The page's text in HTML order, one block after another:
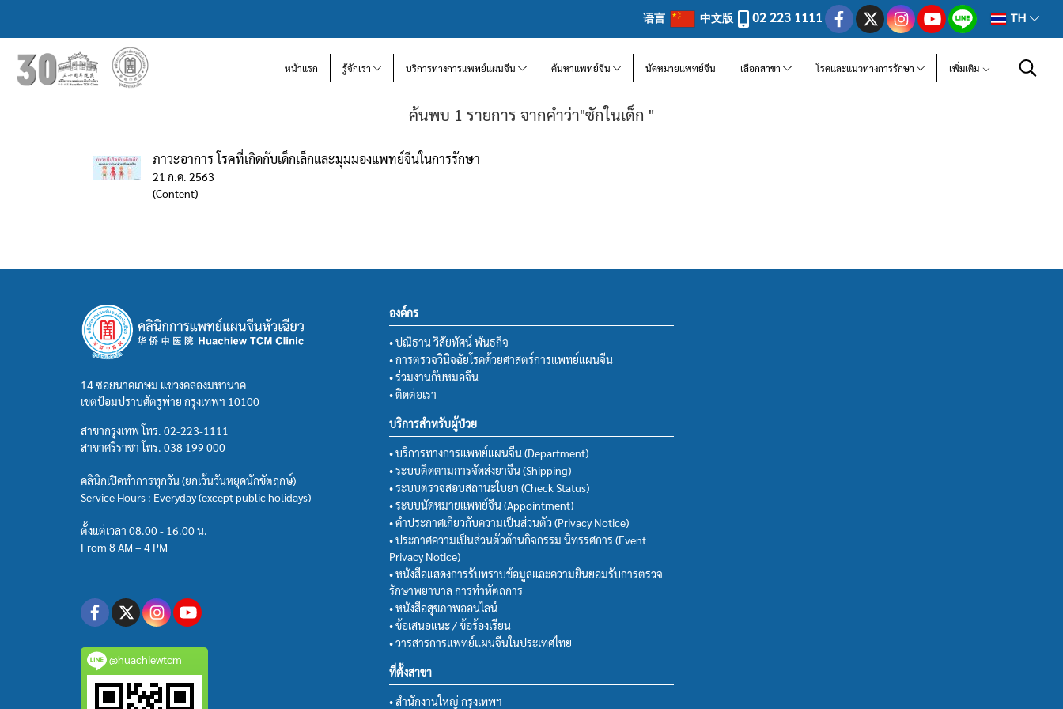
语言 中文版 02 223 1111 TH
หน้าแรก รู้จักเรา บริการทางการแพทย์แผนจีน ค้นหาแพทย์จีน นัดหมายแพทย์จีน เลือกสาขา โรคและแนวทางการรักษา เพิ่มเติม
ค้นพบ 1 รายการ จากคำว่า"ชักในเด็ก "
ภาวะอาการ โรคที่เกิดกับเด็กเล็กและมุมมองแพทย์จีนในการรักษา
21 ก.ค. 2563
(Content)
14 ซอยนาคเกษม แขวงคลองมหานาค
เขตป้อมปราบศัตรูพ่าย กรุงเทพฯ 10100
สาขากรุงเทพ โทร. 02-223-1111
สาขาศรีราชา โทร. 038 199 000
คลินิกเปิดทำการทุกวัน (ยกเว้นวันหยุดนักขัตฤกษ์)
Service Hours : Everyday (except public holidays)
ตั้งแต่เวลา 08.00 - 16.00 น.
From 8 AM – 4 PM
@huachiewtcm
องค์กร
• ปณิธาน วิสัยทัศน์ พันธกิจ
• การตรวจวินิจฉัยโรคด้วยศาสตร์การแพทย์แผนจีน
• ร่วมงานกับหมอจีน
• ติดต่อเรา
บริการสำหรับผู้ป่วย
• บริการทางการแพทย์แผนจีน (Department)
• ระบบติดตามการจัดส่งยาจีน (Shipping)
• ระบบตรวจสอบสถานะใบยา (Check Status)
• ระบบนัดหมายแพทย์จีน (Appointment)
• คำประกาศเกี่ยวกับความเป็นส่วนตัว (Privacy Notice)
• ประกาศความเป็นส่วนตัวด้านกิจกรรม นิทรรศการ (Event
Privacy Notice)
• หนังสือแสดงการรับทราบข้อมูลและความยินยอมรับการตรวจ
รักษาพยาบาล การทำหัตถการ
• หนังสือสุขภาพออนไลน์
• ข้อเสนอแนะ / ข้อร้องเรียน
• วารสารการแพทย์แผนจีนในประเทศไทย
ที่ตั้งสาขา
• สำนักงานใหญ่ กรุงเทพฯ